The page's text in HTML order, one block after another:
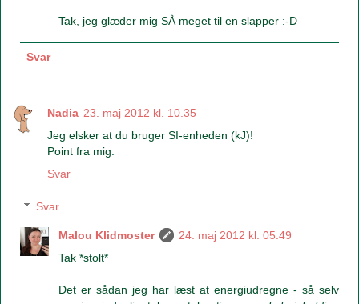
Tak, jeg glæder mig SÅ meget til en slapper :-D
Svar
Nadia 23. maj 2012 kl. 10.35
Jeg elsker at du bruger SI-enheden (kJ)!
Point fra mig.
Svar
Svar
Malou Klidmoster
24. maj 2012 kl. 05.49
Tak *stolt*
Det er sådan jeg har læst at energiudregne - så selv